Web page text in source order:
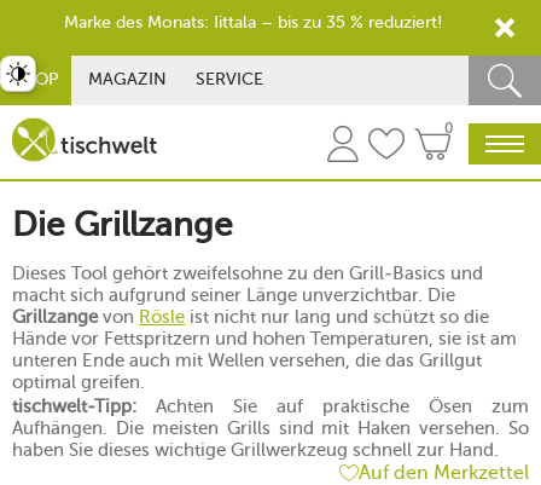
SHOP MAGAZIN SERVICE
0
Die Grillzange
Dieses Tool gehört zweifelsohne zu den Grill-Basics und
macht sich aufgrund seiner Länge unverzichtbar. Die
Grillzangevon Rösle ist nicht nur lang und schützt so die
Hände vor Fettspritzern und hohen Temperaturen, sie ist am
unteren Ende auch mit Wellen versehen, die das Grillgut
optimal greifen.
tischwelt-Tipp: Achten Sie auf praktische Ösen zum
Aufhängen. Die meisten Grills sind mit Haken versehen. So
haben Sie dieses wichtige Grillwerkzeug schnell zur Hand.
Auf den Merkzettel
umschalten
Marke des Monats: Iittala – bis zu 35 % reduziert!